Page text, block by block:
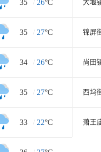
35 / 26°C 大堰
35 / 27°C 锦屏
34 / 26°C 尚田
35 / 27°C 西坞
33 / 22°C 萧王